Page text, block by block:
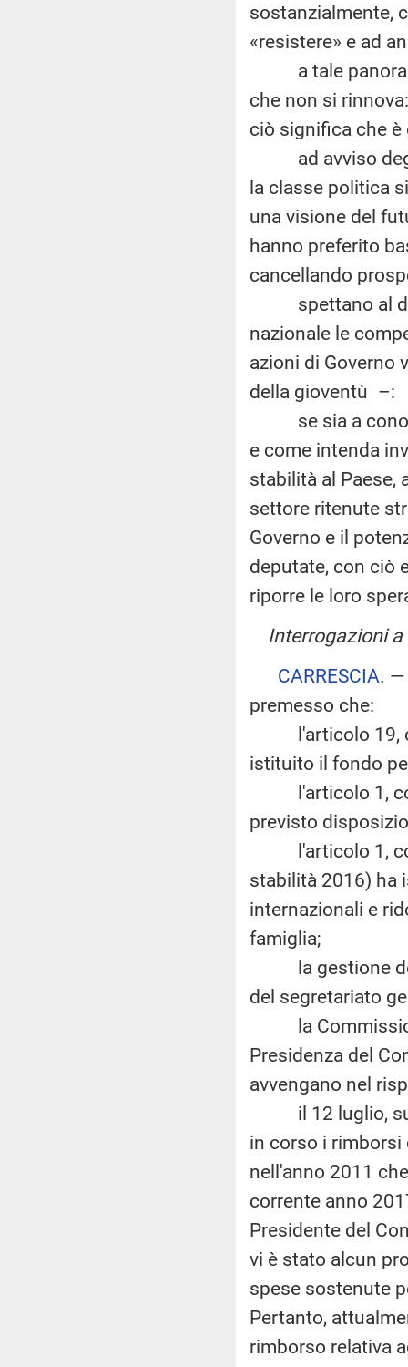
sostanzialmente,
«resistere» e ad
a tale
che non si
ciò significa che è
ad avviso degli
la classe politica
una visione del
hanno preferito
cancellando
spettano al
nazionale le
azioni di Governo
della gioventù –:
se sia a
e come intenda
stabilità al Paese,
settore ritenute
Governo e il
deputate, con ciò
riporre le loro
Interrogazioni
CARRESCIA. —
premesso che:
l'articolo 19,
istituito il fondo
l'articolo 1,
previsto
l'articolo 1,
stabilità 2016) ha
internazionali e
famiglia;
la gestione del
del segretariato
la
Presidenza del
avvengano nel
il 12 luglio, sul
in corso i rimborsi
nell'anno 2011
corrente anno
Presidente del
vi è stato alcun
spese sostenute
Pertanto,
rimborso relativa